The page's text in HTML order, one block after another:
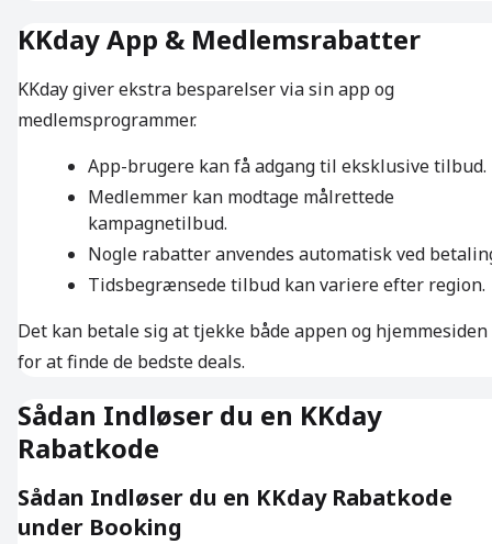
KKday App & Medlemsrabatter
KKday giver ekstra besparelser via sin app og
medlemsprogrammer.
App-brugere kan få adgang til eksklusive tilbud.
Medlemmer kan modtage målrettede
kampagnetilbud.
Nogle rabatter anvendes automatisk ved
Tidsbegrænsede tilbud kan variere efter region.
Det kan betale sig at tjekke både appen og hjemmesiden
for at finde de bedste deals.
Sådan Indløser du en KKday
Rabatkode
Sådan Indløser du en KKday Rabatkode
under Booking